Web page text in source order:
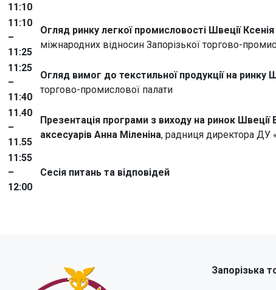
11:10
11:10
–
11:25
Огляд ринку легкої промисловості Швеції
міжнародних відносин Запорізької торгово-
11:25
–
11:40
Огляд вимог до текстильної продукції на ринку
торгово-промислової палати
11.40
–
11.55
Презентація програми з виходу на ринок
аксесуарів Анна Міленіна, радниця директора ДУ
11:55
–
12:00
Сесія питань та відповідей
Запорізька